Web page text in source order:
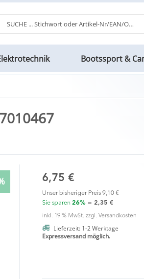
Bootssport &
6,75 €
Unser bisheriger Preis 9,10 €
Sie sparen 26% = 2,35 €
inkl. 19 % MwSt. zzgl. Versandkosten
Lieferzeit: 1-2 Werktage
Expressversand möglich.